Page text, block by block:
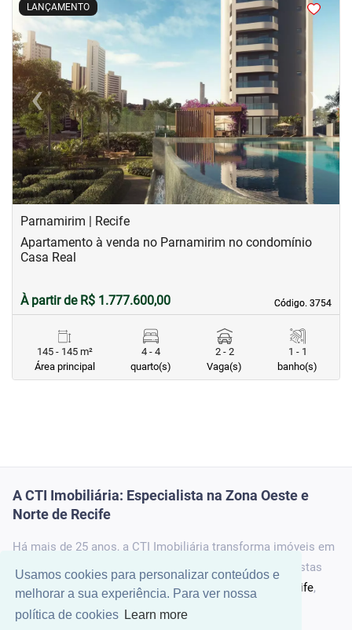
Usamos cookies para personalizar conteúdos e
melhorar a sua experiência. Para ver nossa
política de cookies Learn more
LANÇAMENTO
‹Previous ›
Next
Parnamirim | Recife
Código. 3754
Código. 3754
Apartamento à venda no Parnamirim no condomínio
Casa Real
À partir de R$ 1.777.600,00
145 - 145 m²
Área principal
4 - 4
quarto(s)
2 - 2
Vaga(s)
1 - 1
banho(s)
A CTI Imobiliária: Especialista na Zona Oeste e
Norte de Recife
Há mais de 25 anos, a CTI Imobiliária transforma imóveis em
oportunidades e sonhos em realidade. Como especialistas
com forte atuação naZona Nortee Zona Oeste de Recife,
somos a referência local em soluções imobiliárias